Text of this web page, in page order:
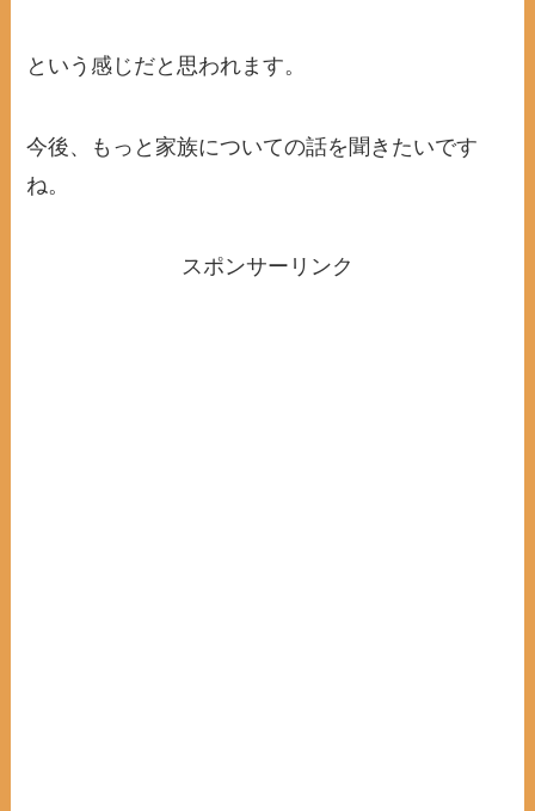
という感じだと思われます。
今後、もっと家族についての話を聞きたいです
ね。
スポンサーリンク